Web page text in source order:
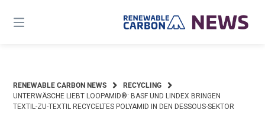
content
RENEWABLE CARBON NEWS
RECYCLING
UNTERWÄSCHE LIEBT LOOPAMID®: BASF UND LINDEX BRINGEN
TEXTIL-ZU-TEXTIL RECYCELTES POLYAMID IN DEN DESSOUS-SEKTOR